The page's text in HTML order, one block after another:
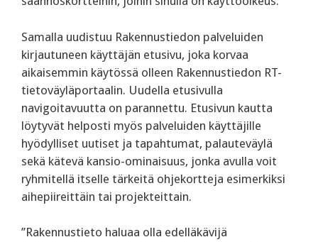
Samalla uudistuu Rakennustiedon palveluiden
kirjautuneen käyttäjän etusivu, joka korvaa
aikaisemmin käytössä olleen Rakennustiedon RT-
tietoväyläportaalin. Uudella etusivulla
navigoitavuutta on parannettu. Etusivun kautta
löytyvät helposti myös palveluiden käyttäjille
hyödylliset uutiset ja tapahtumat, palauteväylä
sekä kätevä kansio-ominaisuus, jonka avulla voit
ryhmitellä itselle tärkeitä ohjekortteja esimerkiksi
aihepiireittäin tai projekteittain.
’’Rakennustieto haluaa olla edelläkävijä